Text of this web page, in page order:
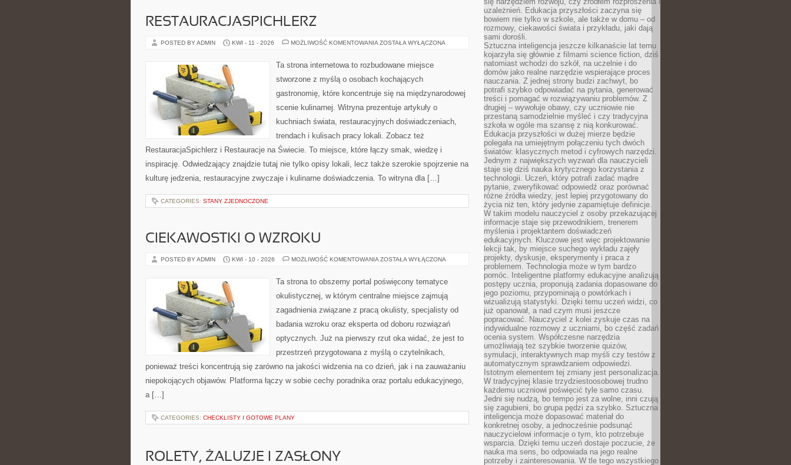
RESTAURACJASPICHLERZ
POSTED BY ADMIN KWI - 11 - 2026 MOŻLIWOŚĆ KOMENTOWANIA RESTAURACJASPICHLERZ
ZOSTAŁA WYŁĄCZONA
Ta strona internetowa to rozbudowane miejsce
stworzone z myślą o osobach kochających
gastronomię, które koncentruje się na międzynarodowej
scenie kulinarnej. Witryna prezentuje artykuły o
kuchniach świata, restauracyjnych doświadczeniach,
trendach i kulisach pracy lokali. Zobacz też
RestauracjaSpichlerz i Restauracje na Świecie. To miejsce, które łączy smak, wiedzę i
inspirację. Odwiedzający znajdzie tutaj nie tylko opisy lokali, lecz także szerokie spojrzenie na
kulturę jedzenia, restauracyjne zwyczaje i kulinarne doświadczenia. To witryna dla […]
CATEGORIES: STANY ZJEDNOCZONE
CIEKAWOSTKI O WZROKU
POSTED BY ADMIN KWI - 10 - 2026 MOŻLIWOŚĆ KOMENTOWANIA CIEKAWOSTKI
ZOSTAŁA WYŁĄCZONA
Ta strona to obszerny portal poświęcony tematyce
okulistycznej, w którym centralne miejsce zajmują
zagadnienia związane z pracą okulisty, specjalisty od
badania wzroku oraz eksperta od doboru rozwiązań
optycznych. Już na pierwszy rzut oka widać, że jest to
przestrzeń przygotowana z myślą o czytelnikach,
ponieważ treści koncentrują się zarówno na jakości widzenia na co dzień, jak i na zauważaniu
niepokojących objawów. Platforma łączy w sobie cechy poradnika oraz portalu edukacyjnego,
a […]
CATEGORIES: CHECKLISTY I GOTOWE PLANY
ROLETY, ŻALUZJE I ZASŁONY
uzależnień. Edukacja przyszłości zaczyna się
bowiem nie tylko w szkole, ale także w domu – od
rozmowy, ciekawości świata i przykładu, jaki dają
sami dorośli.
Sztuczna inteligencja jeszcze kilkanaście lat temu
kojarzyła się głównie z filmami science fiction, dziś
natomiast wchodzi do szkół, na uczelnie i do
domów jako realne narzędzie wspierające proces
nauczania. Z jednej strony budzi zachwyt, bo
potrafi szybko odpowiadać na pytania, generować
treści i pomagać w rozwiązywaniu problemów. Z
drugiej – wywołuje obawy, czy uczniowie nie
przestaną samodzielnie myśleć i czy tradycyjna
szkoła w ogóle ma szansę z nią konkurować.
Edukacja przyszłości w dużej mierze będzie
polegała na umiejętnym połączeniu tych dwóch
światów: klasycznych metod i cyfrowych narzędzi.
Jednym z największych wyzwań dla nauczycieli
staje się dziś nauka krytycznego korzystania z
technologii. Uczeń, który potrafi zadać mądre
pytanie, zweryfikować odpowiedź oraz porównać
różne źródła wiedzy, jest lepiej przygotowany do
życia niż ten, który jedynie zapamiętuje definicje.
W takim modelu nauczyciel z osoby przekazującej
informacje staje się przewodnikiem, trenerem
myślenia i projektantem doświadczeń
edukacyjnych. Kluczowe jest więc projektowanie
lekcji tak, by miejsce suchego wykładu zajęły
projekty, dyskusje, eksperymenty i praca z
problemem. Technologia może w tym bardzo
pomóc. Inteligentne platformy edukacyjne analizują
postępy ucznia, proponują zadania dopasowane do
jego poziomu, przypominają o powtórkach i
wizualizują statystyki. Dzięki temu uczeń widzi, co
już opanował, a nad czym musi jeszcze
popracować. Nauczyciel z kolei zyskuje czas na
indywidualne rozmowy z uczniami, bo część zadań
ocenia system. Współczesne narzędzia
umożliwiają też szybkie tworzenie quizów,
symulacji, interaktywnych map myśli czy testów z
automatycznym sprawdzaniem odpowiedzi.
Istotnym elementem tej zmiany jest personalizacja.
W tradycyjnej klasie trzydziestoosobowej trudno
każdemu uczniowi poświęcić tyle samo czasu.
Jedni się nudzą, bo tempo jest za wolne, inni czują
się zagubieni, bo grupa pędzi za szybko. Sztuczna
inteligencja może dopasować materiał do
konkretnej osoby, a jednocześnie podsunąć
nauczycielowi informacje o tym, kto potrzebuje
wsparcia. Dzięki temu uczeń dostaje poczucie, że
nauka ma sens, bo odpowiada na jego realne
potrzeby i zainteresowania. W tle tego wszystkiego